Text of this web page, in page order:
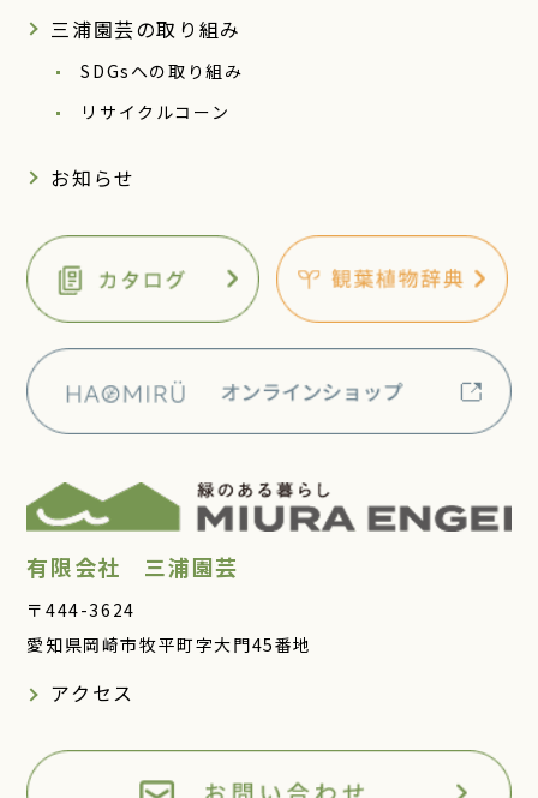
三浦園芸の取り組み
SDGsへの取り組み
リサイクルコーン
お知らせ
有限会社 三浦園芸
〒444-3624
愛知県岡崎市牧平町字大門45番地
アクセス